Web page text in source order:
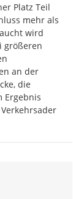
Platz Teil
mehr als
wird
größeren
an der
die
Ergebnis